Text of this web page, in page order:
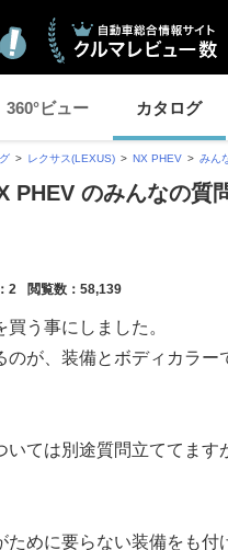
360°ビュー カタログ
レクサス(LEXUS) NX PHEV みん
PHEV のみんなの質
2 閲覧数： 58,139
買う事にしました。
のが、装備とボディカラ
いては別途質問立ててま
ために要らない装備をも